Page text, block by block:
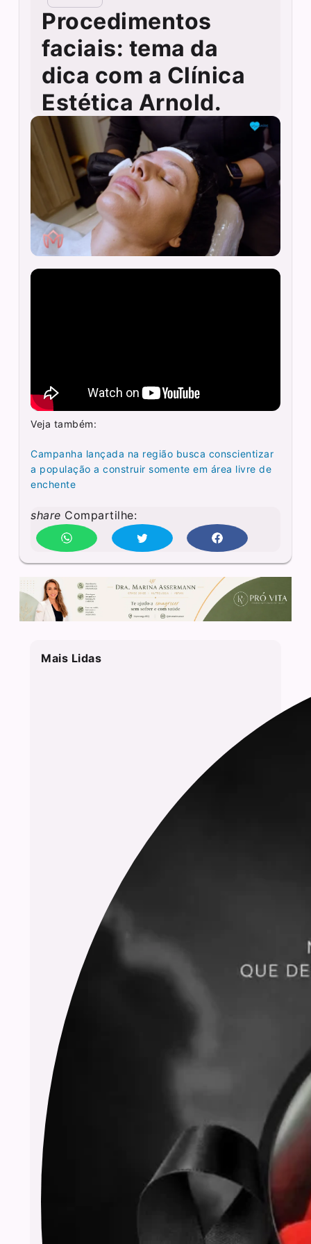
Procedimentos
faciais: tema da
dica com a Clínica
Estética Arnold.
Veja também:
Campanha lançada na região busca conscientizar
a população a construir somente em área livre de
enchente
share Compartilhe:
Mais Lidas